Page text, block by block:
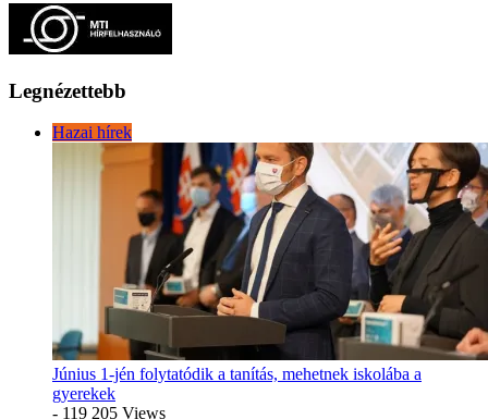
Legnézettebb
Hazai hírek
Június 1-jén folytatódik a tanítás, mehetnek iskolába a
gyerekek
- 119 205 Views